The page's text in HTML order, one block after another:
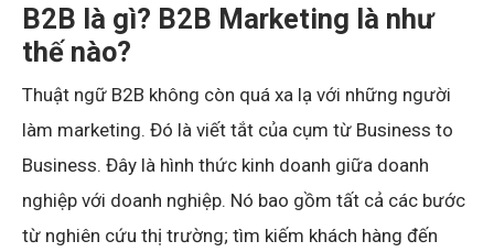
B2B là gì? B2B Marketing là như
thế nào?
Thuật ngữ B2B không còn quá xa lạ với những người
làm marketing. Đó là viết tắt của cụm từ Business to
Business. Đây là hình thức kinh doanh giữa doanh
nghiệp với doanh nghiệp. Nó bao gồm tất cả các bước
từ nghiên cứu thị trường; tìm kiếm khách hàng đến